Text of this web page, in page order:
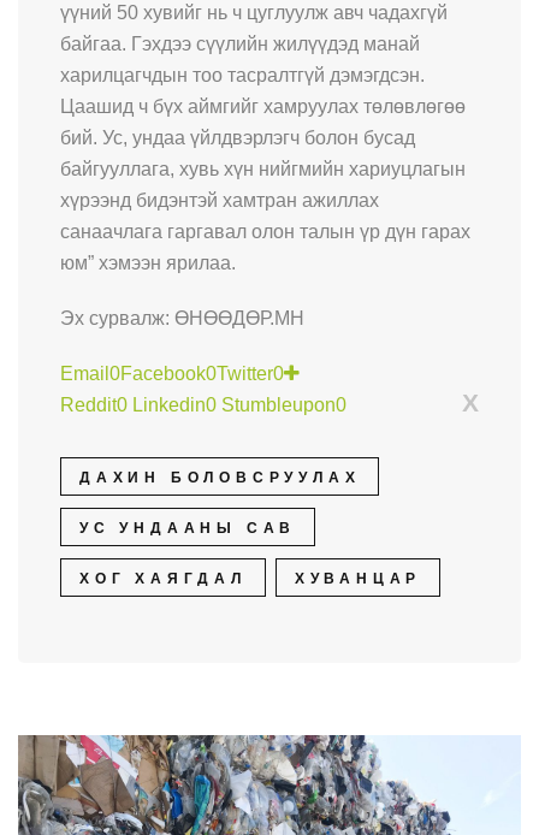
үүний 50 хувийг нь ч цуглуулж авч чадахгүй
байгаа. Гэхдээ сүүлийн жилүүдэд манай
харилцагчдын тоо тасралтгүй дэмэгдсэн.
Цаашид ч бүх аймгийг хамруулах төлөвлөгөө
бий. Ус, ундаа үйлдвэрлэгч болон бусад
байгууллага, хувь хүн нийгмийн хариуцлагын
хүрээнд бидэнтэй хамтран ажиллах
санаачлага гаргавал олон талын үр дүн гарах
юм” хэмээн ярилаа.
Эх сурвалж: ӨНӨӨДӨР.МН
Email 0Facebook0Twitter0
X
Reddit0 Linkedin0 Stumbleupon0
ДАХИН БОЛОВСРУУЛАХ
УС УНДААНЫ САВ
ХОГ ХАЯГДАЛ ХУВАНЦАР